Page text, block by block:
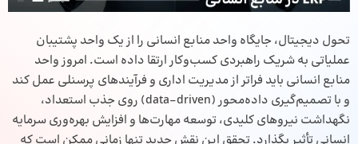
تحول دیجیتال، جایگاه واحد منابع انسانی را از یک واحد پشتیبان
عملیاتی به شریک راهبردی کسب‌وکار ارتقا داده است. امروز واحد
منابع انسانی باید فراتر از مدیریت اداری و فرآیندهای پرسنلی عمل کند
و با تصمیم‌گیری داده‌محور (data-driven) روی جذب استعداد،
نگهداشت نیروهای کلیدی، توسعه مهارت‌ها و افزایش بهره‌وری سرمایه
انسانی تأثیر بگذارد. تحقق این نقش جدید تنها زمانی ممکن است که